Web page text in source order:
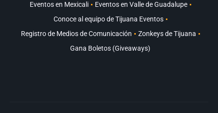
Eventos en Mexicali
Eventos en Valle de Guadalupe
Conoce al equipo de Tijuana Eventos
Registro de Medios de Comunicación
Zonkeys de Tijuana
Gana Boletos (Giveaways)